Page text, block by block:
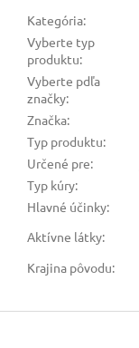
Kategória:
Vyberte typ
produktu:
Vyberte pdľa
značky:
Značka:
Typ produktu:
Určené pre:
Typ kúry:
Hlavné účinky:
Aktívne látky:
Krajina pôvodu: